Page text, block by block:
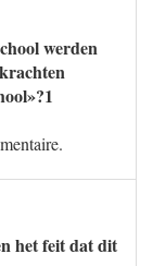
werden
het feit dat dit